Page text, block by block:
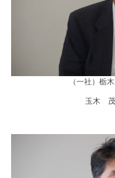
（一社）栃
玉木